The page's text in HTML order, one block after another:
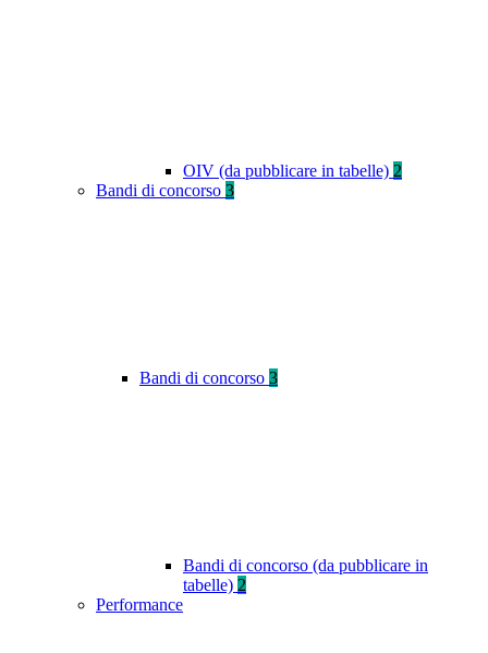
OIV (da pubblicare in tabelle) 2
Bandi di concorso 3
Bandi di concorso 3
Bandi di concorso (da pubblicare in
tabelle) 2
Performance